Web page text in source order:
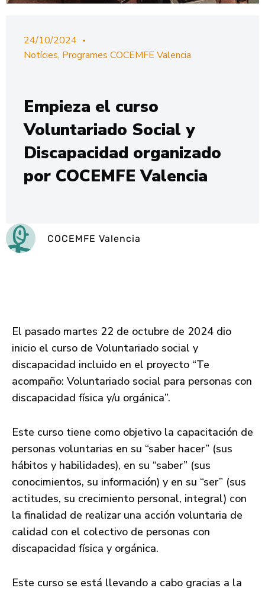
24/10/2024
Notícies, Programes COCEMFE Valencia
Empieza el curso
Voluntariado Social y
Discapacidad organizado
por COCEMFE Valencia
COCEMFE Valencia
El pasado martes 22 de octubre de 2024 dio
inicio el curso de Voluntariado social y
discapacidad incluido en el proyecto “Te
acompaño: Voluntariado social para personas con
discapacidad física y/u orgánica”.
Este curso tiene como objetivo la capacitación de
personas voluntarias en su “saber hacer” (sus
hábitos y habilidades), en su “saber” (sus
conocimientos, su información) y en su “ser” (sus
actitudes, su crecimiento personal, integral) con
la finalidad de realizar una acción voluntaria de
calidad con el colectivo de personas con
discapacidad física y orgánica.
Este curso se está llevando a cabo gracias a la